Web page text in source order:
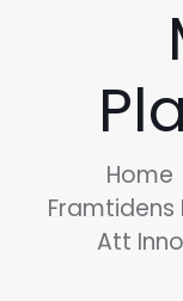
Home
Att